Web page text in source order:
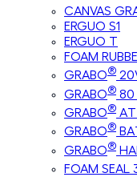
CANVAS
ERGUO S1
ERGUO T
FOAM
GRABO®
GRABO® 80
GRABO®
GRABO®
GRABO®
FOAM SEAL